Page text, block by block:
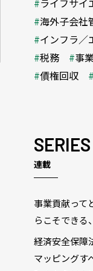
ライフサイ
海外子会社
インフラ／
税務
事
債権回収
SERIES
連載
事業貢献って
らこそできる
経済安全保障
マッピングす